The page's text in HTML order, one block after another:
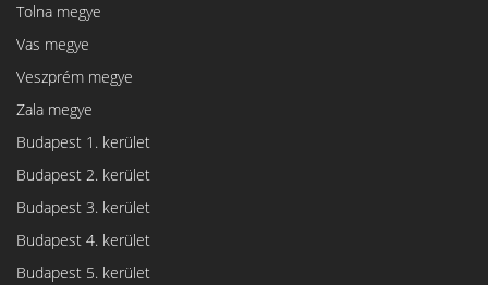
Tolna megye
Vas megye
Veszprém megye
Zala megye
Budapest 1. kerület
Budapest 2. kerület
Budapest 3. kerület
Budapest 4. kerület
Budapest 5. kerület